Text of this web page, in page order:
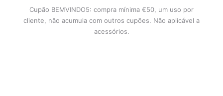
Cupão BEMVINDO5: compra mínima €50, um uso por
cliente, não acumula com outros cupões. Não aplicável a
acessórios.